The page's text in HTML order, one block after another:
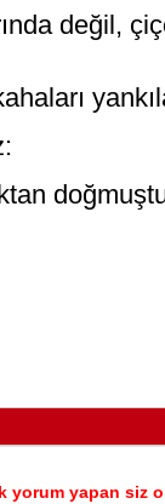
değil,
yorum yapan siz